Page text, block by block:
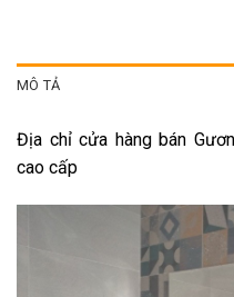
MÔ TẢ
Địa chỉ cửa hàng bán
cao cấp